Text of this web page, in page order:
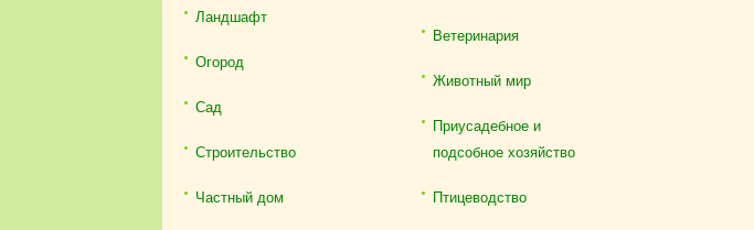
Ландшафт
Огород
Сад
Строительство
Частный дом
Ветеринария
Животный мир
Приусадебное и
подсобное хозяйство
Птицеводство